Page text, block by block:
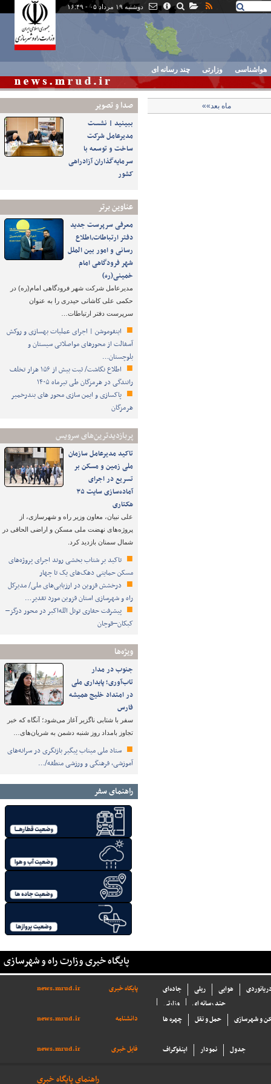
دوشنبه ۱۹ مرداد ۰۵ - ۱۶:۴۹
هواشناسی وزارتی چند رسانه ای
صدا و تصوير
ببینید | نشست
مدیرعامل شرکت
ساخت و توسعه با
سرمایه‌گذاران آزادراهی
کشور
عناوین برتر
معرفی سرپرست جدید
دفتر ارتباطات،اطلاع
رسانی و امور بین الملل
شهر فرودگاهی امام
خمینی(ره)
مدیرعامل شرکت شهر فرودگاهی امام(ره) در
حکمی علی کاشانی حیدری را به عنوان
سرپرست دفتر ارتباطات…
اینفوموشن | اجرای عملیات بهسازی و روکش
آسفالت از محورهای مواصلاتی سیستان و
بلوچستان…
اطلاع نگاشت/ ثبت بیش از ۱۵۶ هزار تخلف
رانندگی در هرمزگان طی تیرماه ۱۴۰۵
پاکسازی و ایمن سازی محور های بندرخمیر
هرمزگان
پربازدیدترین‌های سرویس
تاکید مدیرعامل سازمان
ملی زمین و مسکن بر
تسریع در اجرای
آماده‌سازی سایت ۳۵
هکتاری
علی نبیان، معاون وزیر راه و شهرسازی، از
پروژه‌های نهضت ملی مسکن و اراضی الحاقی در
شمال سمنان بازدید کرد.
تاکید بر شتاب ‌بخشی روند اجرای پروژه‌های
مسکن حمایتی دهک‌های یک تا چهار
درخشش قزوین در ارزیابی‌های ملی/ مدیرکل
راه و شهرسازی استان قزوین مورد تقدیر…
پیشرفت حفاری تونل الله‌اکبر در محور درگز–
کبکان–قوچان
ویژه‌ها
جنوب در مدار
تاب‌آوری؛ پایداری ملی
در امتداد خلیج همیشه
فارس
سفر با شتابی ناگزیر آغاز می‌شود؛ آنگاه که خبر
تجاوز بامداد روز شنبه دشمن به شریان‌های…
ستاد ملی میناب پیگیر بازنگری در سرانه‌های
آموزشی، فرهنگی و ورزشی منطقه/…
راهنمای سفر
ماه بعد»»
پایگاه خبری وزارت راه و شهرسازی
پایگاه خبری news.mrud.ir جاده‌ای ریلی هوایی
وزارتی
چند رسانه ای
دانشنامه
news.mrud.ir چهره ها حمل و نقل و شهرسازی
فایل خبری news.mrud.ir اینفوگراف نمودار جدول
راهنمای پایگاه خبری